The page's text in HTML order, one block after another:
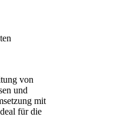
von
und
mit
für die